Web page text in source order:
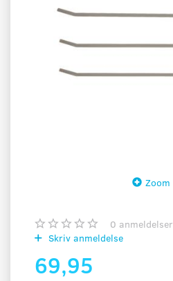
Zoom
0 anmeldelser
Skriv anmeldelse
69,95